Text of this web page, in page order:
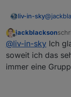
liv-in-sky@
einen
dass
zum
zum
Offline
jackblackson
@liv-in-sky Ich
soweit ich das
immer eine